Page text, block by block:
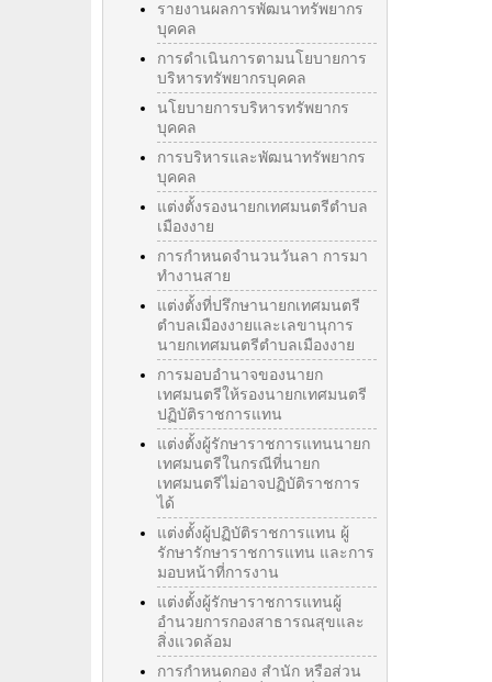
รายงานผลการพัฒนาทรัพยากร
บุคคล
การดำเนินการตามนโยบายการ
บริหารทรัพยากรบุคคล
นโยบายการบริหารทรัพยากร
บุคคล
การบริหารและพัฒนาทรัพยากร
บุคคล
แต่งตั้งรองนายกเทศมนตรีตำบล
เมืองงาย
การกำหนดจำนวนวันลา การมา
ทำงานสาย
แต่งตั้งที่ปรึกษานายกเทศมนตรี
ตำบลเมืองงายและเลขานุการ
นายกเทศมนตรีตำบลเมืองงาย
การมอบอำนาจของนายก
เทศมนตรีให้รองนายกเทศมนตรี
ปฏิบัติราชการแทน
แต่งตั้งผู้รักษาราชการแทนนายก
เทศมนตรีในกรณีที่นายก
เทศมนตรีไม่อาจปฏิบัติราชการ
ได้
แต่งตั้งผู้ปฏิบัติราชการแทน ผู้
รักษารักษาราชการแทน และการ
มอบหน้าที่การงาน
แต่งตั้งผู้รักษาราชการแทนผู้
อำนวยการกองสาธารณสุขและ
สิ่งแวดล้อม
การกำหนดกอง สำนัก หรือส่วน